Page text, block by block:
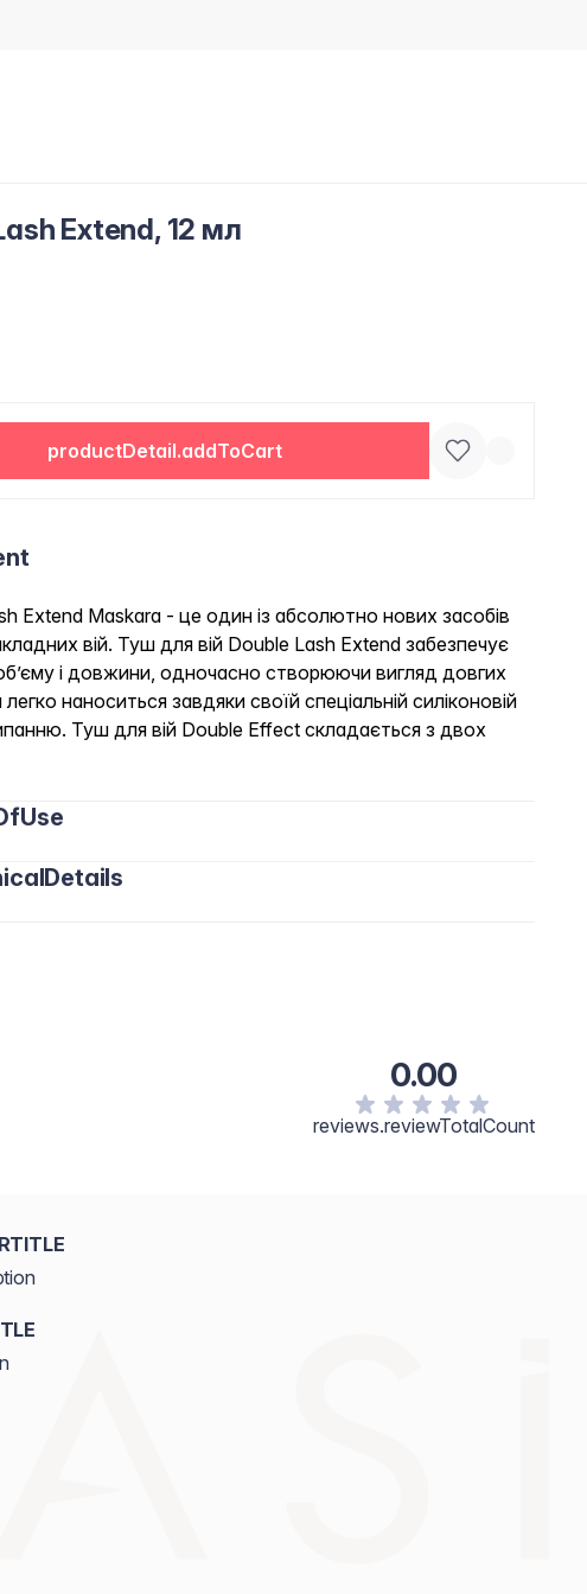
Extend, 12 мл
productDetail.addToCart
Extend Maskara - це один із абсолютно нових засобів
вій. Туш для вій Double Lash Extend забезпечує
і довжини, одночасно створюючи вигляд довгих
наноситься завдяки своїй спеціальній силіконовій
Туш для вій Double Effect складається з двох
0.00
reviews.reviewTotalCount